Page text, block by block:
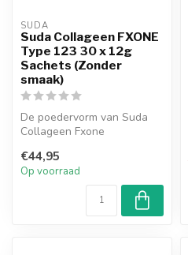
SUDA
Suda Collageen FXONE
Type 123 30 x 12g
Sachets (Zonder
smaak)
De poedervorm van Suda
Collageen Fxone
collageen. Suda...
€44,95
Op voorraad